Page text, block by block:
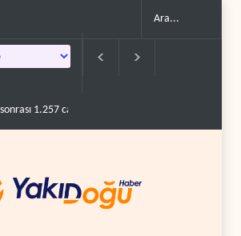
ABD’nin onlarca savaş uçağı da yetmedi: